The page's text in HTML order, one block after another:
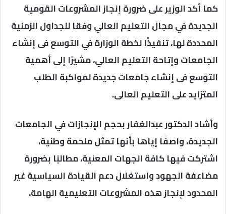
كما أكد الوزير على ضرورة إنجاز المشروعات القومية
الجديدة في مجال التعليم العالي وفقا للجداول الزمنية
المحددة لها، تنفيذًا لخطة الوزارة في التوسع فى إنشاء
الجامعات وإتاحة التعليم العالي، مشيرًا إلى أهمية
التوسع فى إنشاء جامعات جديدة لمواكبة الطلب
المتزايد على التعليم العالى.
وأشاد الدكتور عبدالغفار بحجم الإنجازات في الجامعات
الجديدة، واصفًا إياها بأنها تمثل ملحمة وطنية،
اشتركت فيها كافة الجهات المعنية، مطالبًا بضرورة
مضاعفة الجهود واستغلال دعم القيادة السياسية غير
المحدود لإنجاز هذه المشروعات التعليمية الهامة.